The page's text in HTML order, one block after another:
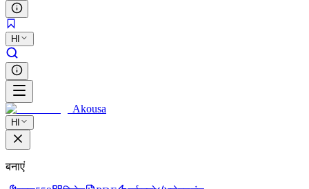
HI
Akousa
HI
बनाएं